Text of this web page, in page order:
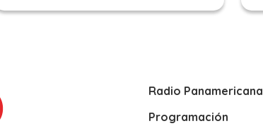
Radio Panamericana
Programación